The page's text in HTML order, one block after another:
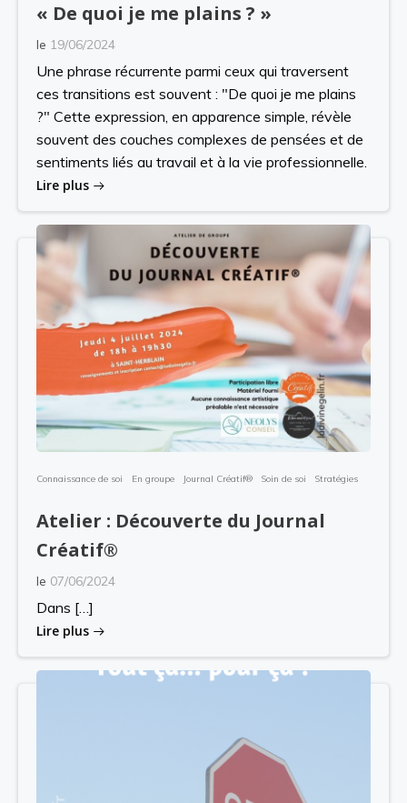
« De quoi je me plains ? »
le 19/06/2024
Une phrase récurrente parmi ceux qui traversent
ces transitions est souvent : "De quoi je me plains
?" Cette expression, en apparence simple, révèle
souvent des couches complexes de pensées et de
sentiments liés au travail et à la vie professionnelle.
Lire plus
Connaissance de soi En groupe Journal Créatif® Soin de soi Stratégies
Atelier : Découverte du Journal
Créatif®
le 07/06/2024
Dans […]
Lire plus